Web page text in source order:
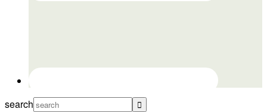
search